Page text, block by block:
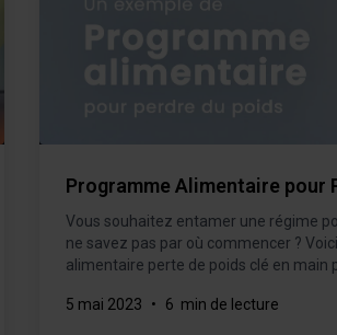
Programme Alimentaire pour
Vous souhaitez entamer une régime
ne savez pas par où commencer ?
alimentaire perte de poids clé en main
5 mai 2023 • 6 min de lecture